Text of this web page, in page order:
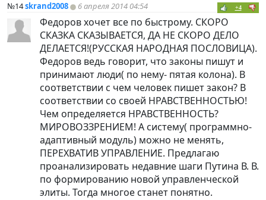
№14skrand2008 6 апреля 2014 04:54 +4
Федоров хочет все по быстрому. СКОРО
СКАЗКА СКАЗЫВАЕТСЯ, ДА НЕ СКОРО ДЕЛО
ДЕЛАЕТСЯ!(РУССКАЯ НАРОДНАЯ ПОСЛОВИЦА).
Федоров ведь говорит, что законы пишут и
принимают люди( по нему- пятая колона). В
соответствии с чем человек пишет закон? В
соответствии со своей НРАВСТВЕННОСТЬЮ!
Чем определяется НРАВСТВЕННОСТЬ?
МИРОВОЗЗРЕНИЕМ! А систему( программно-
адаптивный модуль) можно не менять,
ПЕРЕХВАТИВ УПРАВЛЕНИЕ. Предлагаю
проанализировать недавние шаги Путина В. В.
по формированию новой управленческой
элиты. Тогда многое станет понятно.